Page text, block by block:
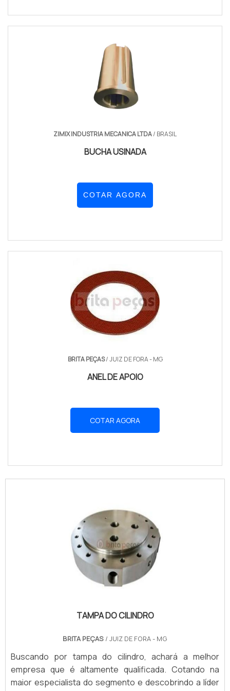
ZIMIX INDUSTRIA MECANICA LTDA/ BRASIL
BUCHA USINADA
COTAR AGORA
BRITA PEÇAS/ JUIZ DE FORA - MG
ANEL DE APOIO
COTAR AGORA
TAMPA DO CILINDRO
BRITA PEÇAS / JUIZ DE FORA - MG
Buscando por tampa do cilindro, achará a melhor
empresa que é altamente qualificada. Cotando na
maior especialista do segmento e descobrindo a líder